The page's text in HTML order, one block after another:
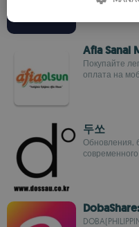
Afia Sanal
Покупайте
оплата на
두쏘
Обновления,